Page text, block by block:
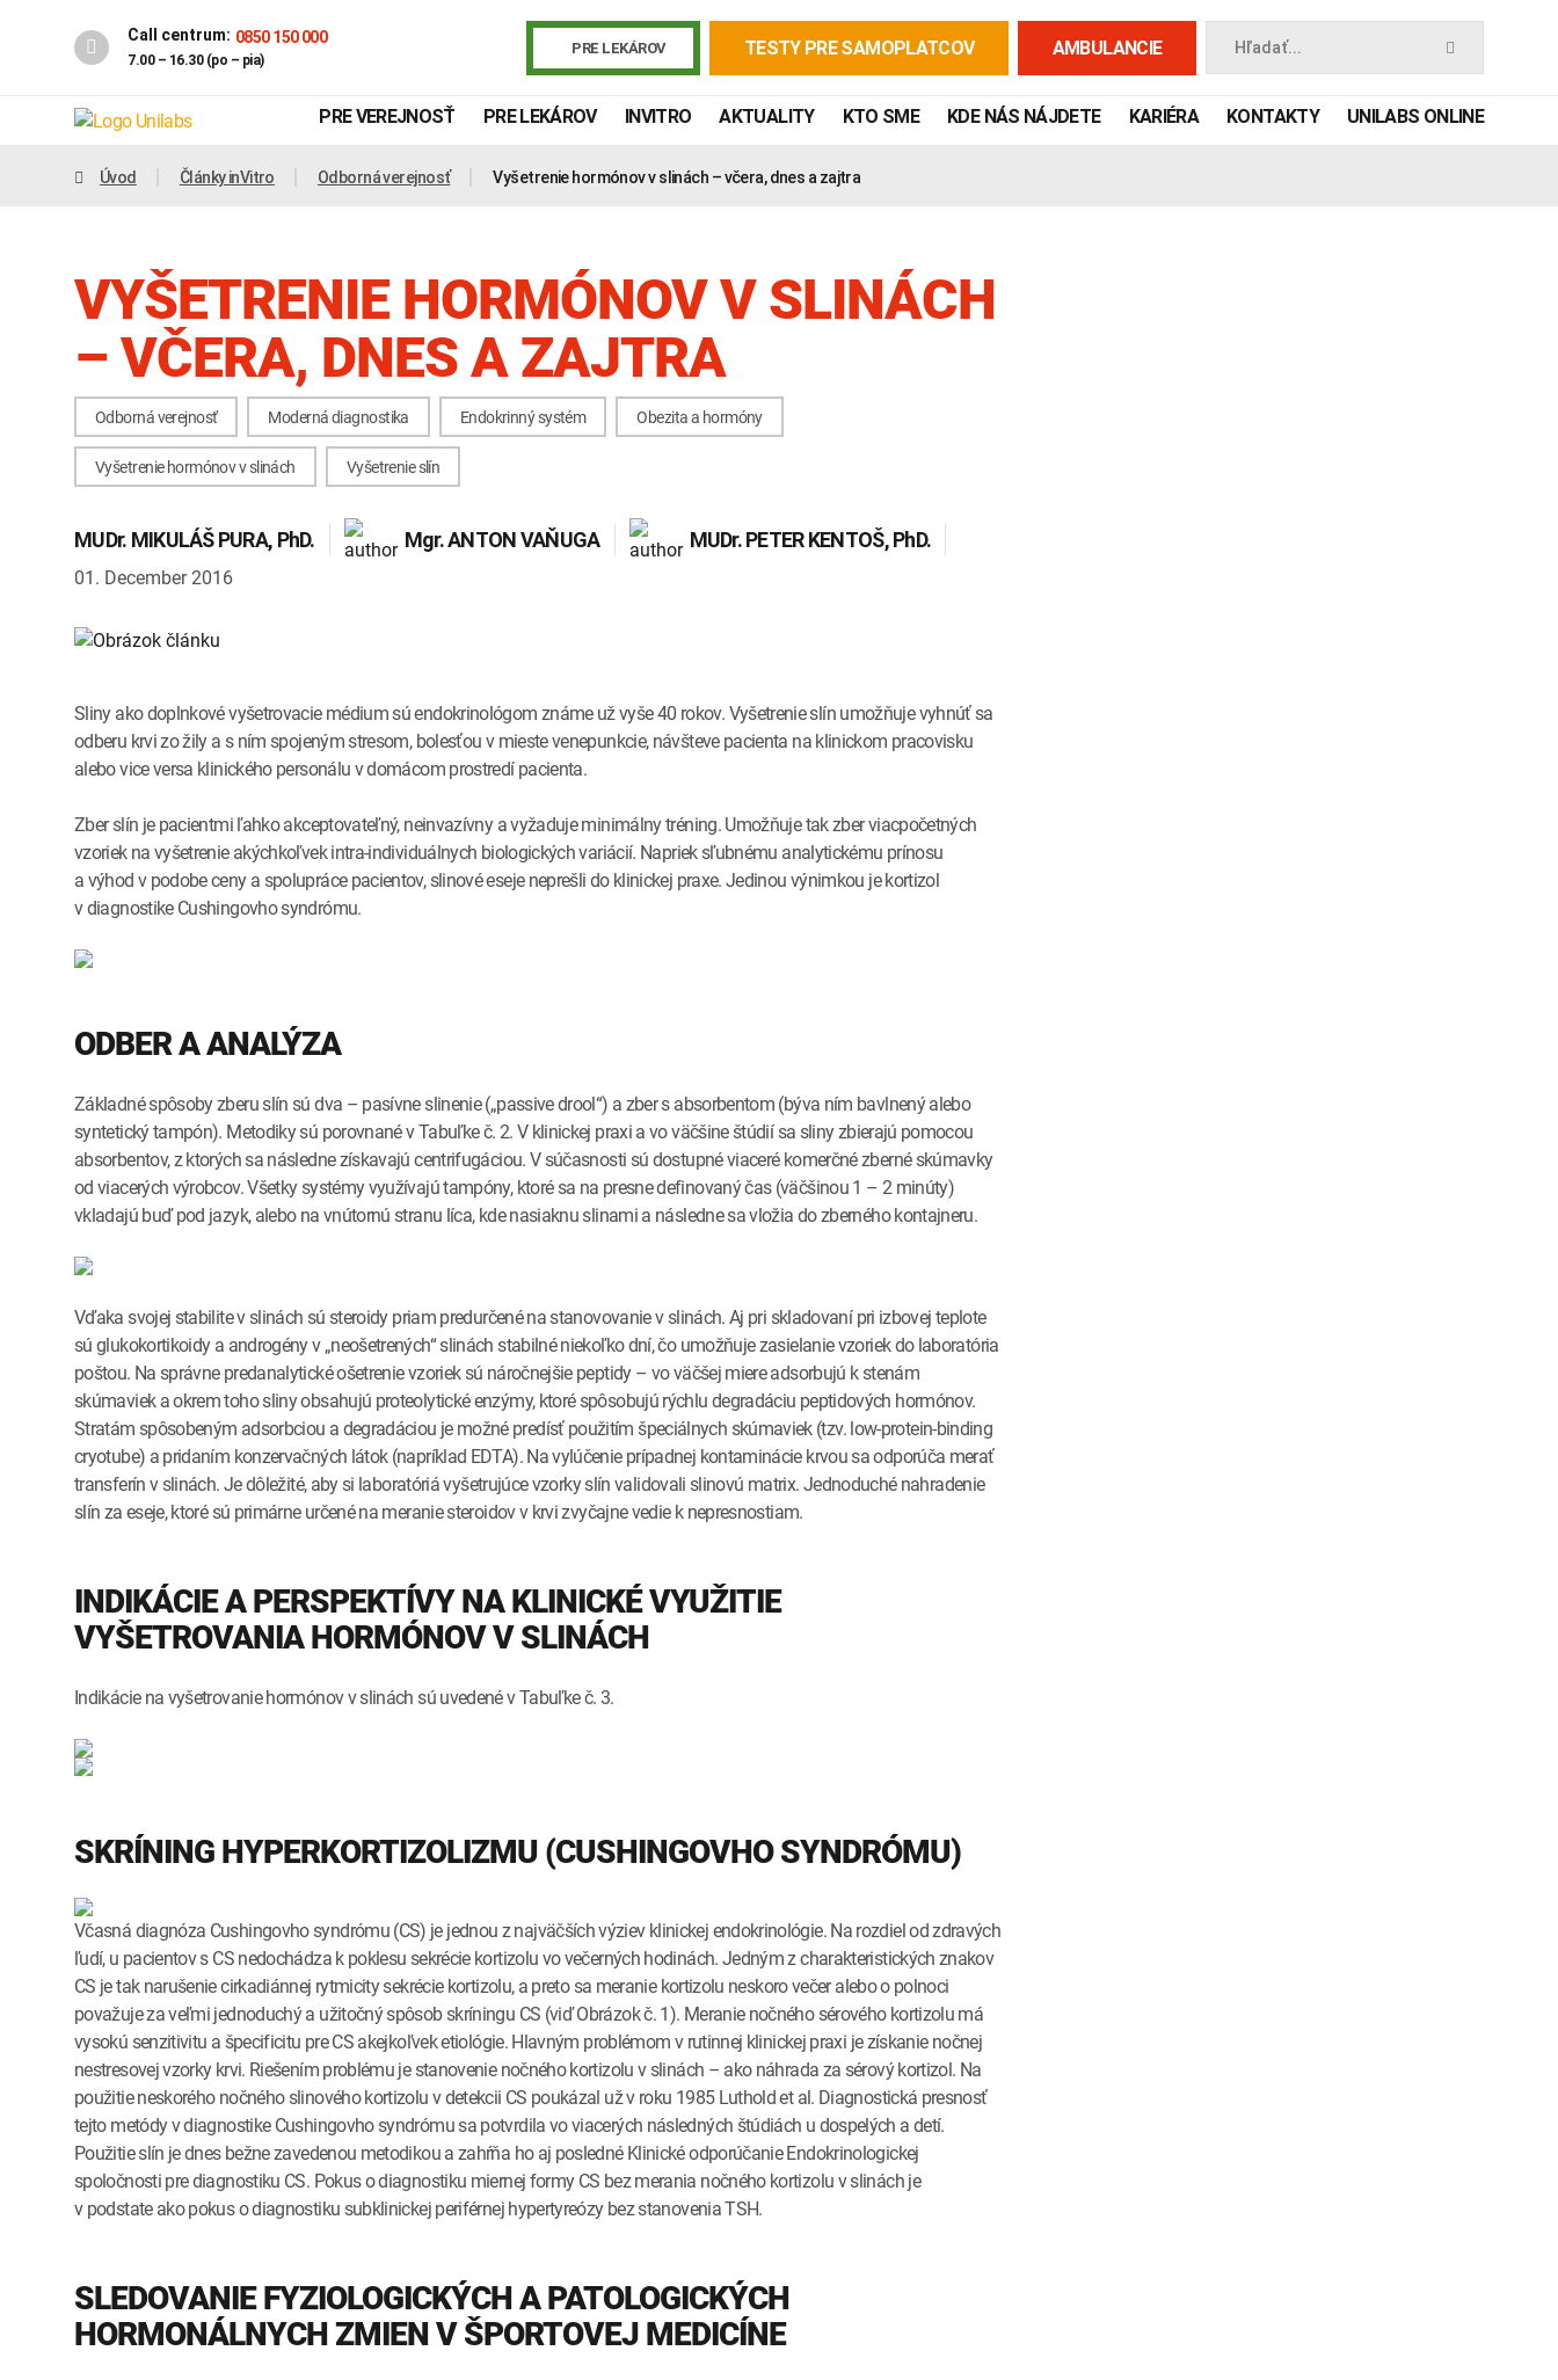
Call centrum: 0850 150 000
7.00 – 16.30 (po – pia)
PRE LEKÁROV TESTY PRE SAMOPLATCOV AMBULANCIE Hľadať...
Genetika Covid-19 Žiadanky a tlačivá Výsledky vyšetrení
INTOLERANCIA POTRAVÍN
PRE VEREJNOSŤ PRE LEKÁROV INVITRO AKTUALITY KTO SME KDE NÁS NÁJDETE KARIÉRA KONTAKTY UNILABS ONLINE
Úvod Články inVitro Odborná verejnosť Vyšetrenie hormónov v slinách – včera, dnes a zajtra
VYŠETRENIE HORMÓNOV V SLINÁCH
– VČERA, DNES A ZAJTRA
Odborná verejnosť Moderná diagnostika Endokrinný systém Obezita a hormóny
Vyšetrenie hormónov v slinách Vyšetrenie slín
MUDr. MIKULÁŠ PURA, PhD. Mgr.ANTON VAŇUGA MUDr.PETER KENTOŠ, PhD.
01. December 2016
Sliny ako doplnkové vyšetrovacie médium sú endokrinológom známe už vyše 40 rokov. Vyšetrenie slín umožňuje vyhnúť sa
odberu krvi zo žily a s ním spojeným stresom, bolesťou v mieste venepunkcie, návšteve pacienta na klinickom pracovisku
alebo vice versa klinického personálu v domácom prostredí pacienta.
Zber slín je pacientmi ľahko akceptovateľný, neinvazívny a vyžaduje minimálny tréning. Umožňuje tak zber viacpočetných
vzoriek na vyšetrenie akýchkoľvek intra-individuálnych biologických variácií. Napriek sľubnému analytickému prínosu
a výhod v podobe ceny a spolupráce pacientov, slinové eseje neprešli do klinickej praxe. Jedinou výnimkou je kortizol
v diagnostike Cushingovho syndrómu.
ODBER A ANALÝZA
Základné spôsoby zberu slín sú dva – pasívne slinenie („passive drool“) a zber s absorbentom (býva ním bavlnený alebo
syntetický tampón). Metodiky sú porovnané v Tabuľke č. 2. V klinickej praxi a vo väčšine štúdií sa sliny zbierajú pomocou
absorbentov, z ktorých sa následne získavajú centrifugáciou. V súčasnosti sú dostupné viaceré komerčné zberné skúmavky
od viacerých výrobcov. Všetky systémy využívajú tampóny, ktoré sa na presne definovaný čas (väčšinou 1 – 2 minúty)
vkladajú buď pod jazyk, alebo na vnútornú stranu líca, kde nasiaknu slinami a následne sa vložia do zberného kontajneru.
Vďaka svojej stabilite v slinách sú steroidy priam predurčené na stanovovanie v slinách. Aj pri skladovaní pri izbovej teplote
sú glukokortikoidy a androgény v „neošetrených“ slinách stabilné niekoľko dní, čo umožňuje zasielanie vzoriek do laboratória
poštou. Na správne predanalytické ošetrenie vzoriek sú náročnejšie peptidy – vo väčšej miere adsorbujú k stenám
skúmaviek a okrem toho sliny obsahujú proteolytické enzýmy, ktoré spôsobujú rýchlu degradáciu peptidových hormónov.
Stratám spôsobeným adsorbciou a degradáciou je možné predísť použitím špeciálnych skúmaviek (tzv. low-protein-binding
cryotube) a pridaním konzervačných látok (napríklad EDTA). Na vylúčenie prípadnej kontaminácie krvou sa odporúča merať
transferín v slinách. Je dôležité, aby si laboratóriá vyšetrujúce vzorky slín validovali slinovú matrix. Jednoduché nahradenie
slín za eseje, ktoré sú primárne určené na meranie steroidov v krvi zvyčajne vedie k nepresnostiam.
INDIKÁCIE A PERSPEKTÍVY NA KLINICKÉ VYUŽITIE
VYŠETROVANIA HORMÓNOV V SLINÁCH
Indikácie na vyšetrovanie hormónov v slinách sú uvedené v Tabuľke č. 3.
SKRÍNING HYPERKORTIZOLIZMU (CUSHINGOVHO SYNDRÓMU)
Včasná diagnóza Cushingovho syndrómu (CS) je jednou z najväčších výziev klinickej endokrinológie. Na rozdiel od zdravých
ľudí, u pacientov s CS nedochádza k poklesu sekrécie kortizolu vo večerných hodinách. Jedným z charakteristických znakov
CS je tak narušenie cirkadiánnej rytmicity sekrécie kortizolu, a preto sa meranie kortizolu neskoro večer alebo o polnoci
považuje za veľmi jednoduchý a užitočný spôsob skríningu CS (viď Obrázok č. 1). Meranie nočného sérového kortizolu má
vysokú senzitivitu a špecificitu pre CS akejkoľvek etiológie. Hlavným problémom v rutinnej klinickej praxi je získanie nočnej
nestresovej vzorky krvi. Riešením problému je stanovenie nočného kortizolu v slinách – ako náhrada za sérový kortizol. Na
použitie neskorého nočného slinového kortizolu v detekcii CS poukázal už v roku 1985 Luthold et al. Diagnostická presnosť
tejto metódy v diagnostike Cushingovho syndrómu sa potvrdila vo viacerých následných štúdiách u dospelých a detí.
Použitie slín je dnes bežne zavedenou metodikou a zahŕňa ho aj posledné Klinické odporúčanie Endokrinologickej
spoločnosti pre diagnostiku CS. Pokus o diagnostiku miernej formy CS bez merania nočného kortizolu v slinách je
v podstate ako pokus o diagnostiku subklinickej periférnej hypertyreózy bez stanovenia TSH.
SLEDOVANIE FYZIOLOGICKÝCH A PATOLOGICKÝCH
HORMONÁLNYCH ZMIEN V ŠPORTOVEJ MEDICÍNE